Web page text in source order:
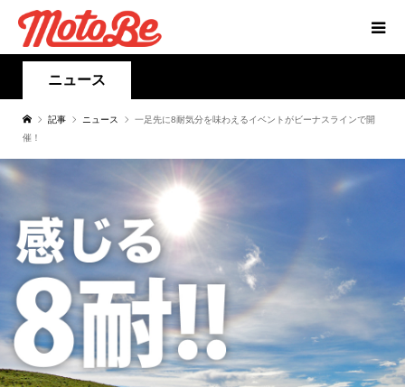
ニュース
記事 ニュース
一足先に8耐気分を味わえるイベントがビーナスラインで開
催！